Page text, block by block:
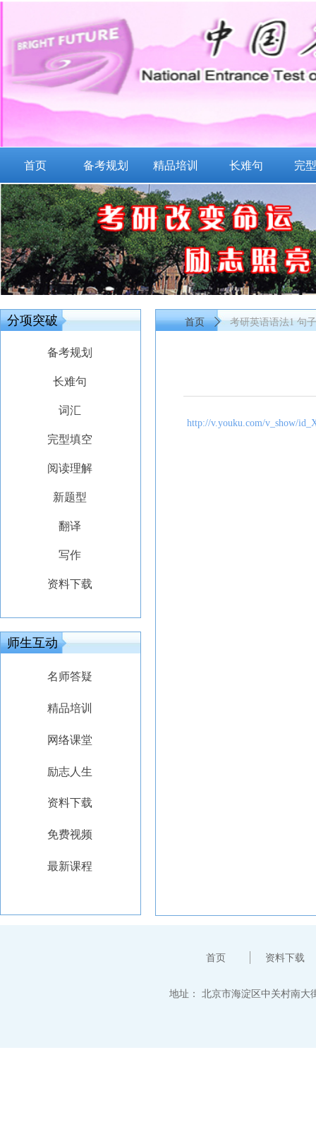
首页 备考规划 精品培训 长难句 完
首页 ꄲ 考研英语语法1 句
http://v.youku.com/v_show/
分项突破
备考规划
长难句
词汇
完型填空
阅读理解
新题型
翻译
写作
资料下载
师生互动
名师答疑
精品培训
网络课堂
励志人生
资料下载
免费视频
最新课程
首页 资料下载
地址： 北京市海淀区中关村南大